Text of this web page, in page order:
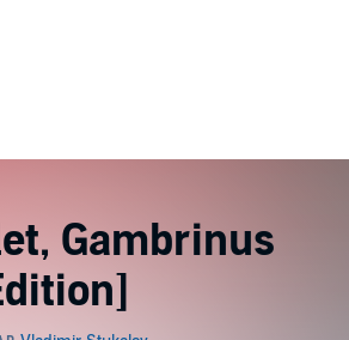
Gambrinus